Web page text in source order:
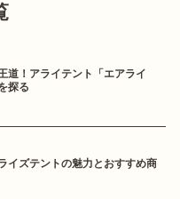
道！アライテント「エアライ
探る
イズテントの魅力とおすすめ商